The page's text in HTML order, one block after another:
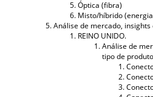
Óptica (fibra)
Misto/híbrido (energia
Análise de mercado,
REINO UNIDO.
Análise de
tipo de produto